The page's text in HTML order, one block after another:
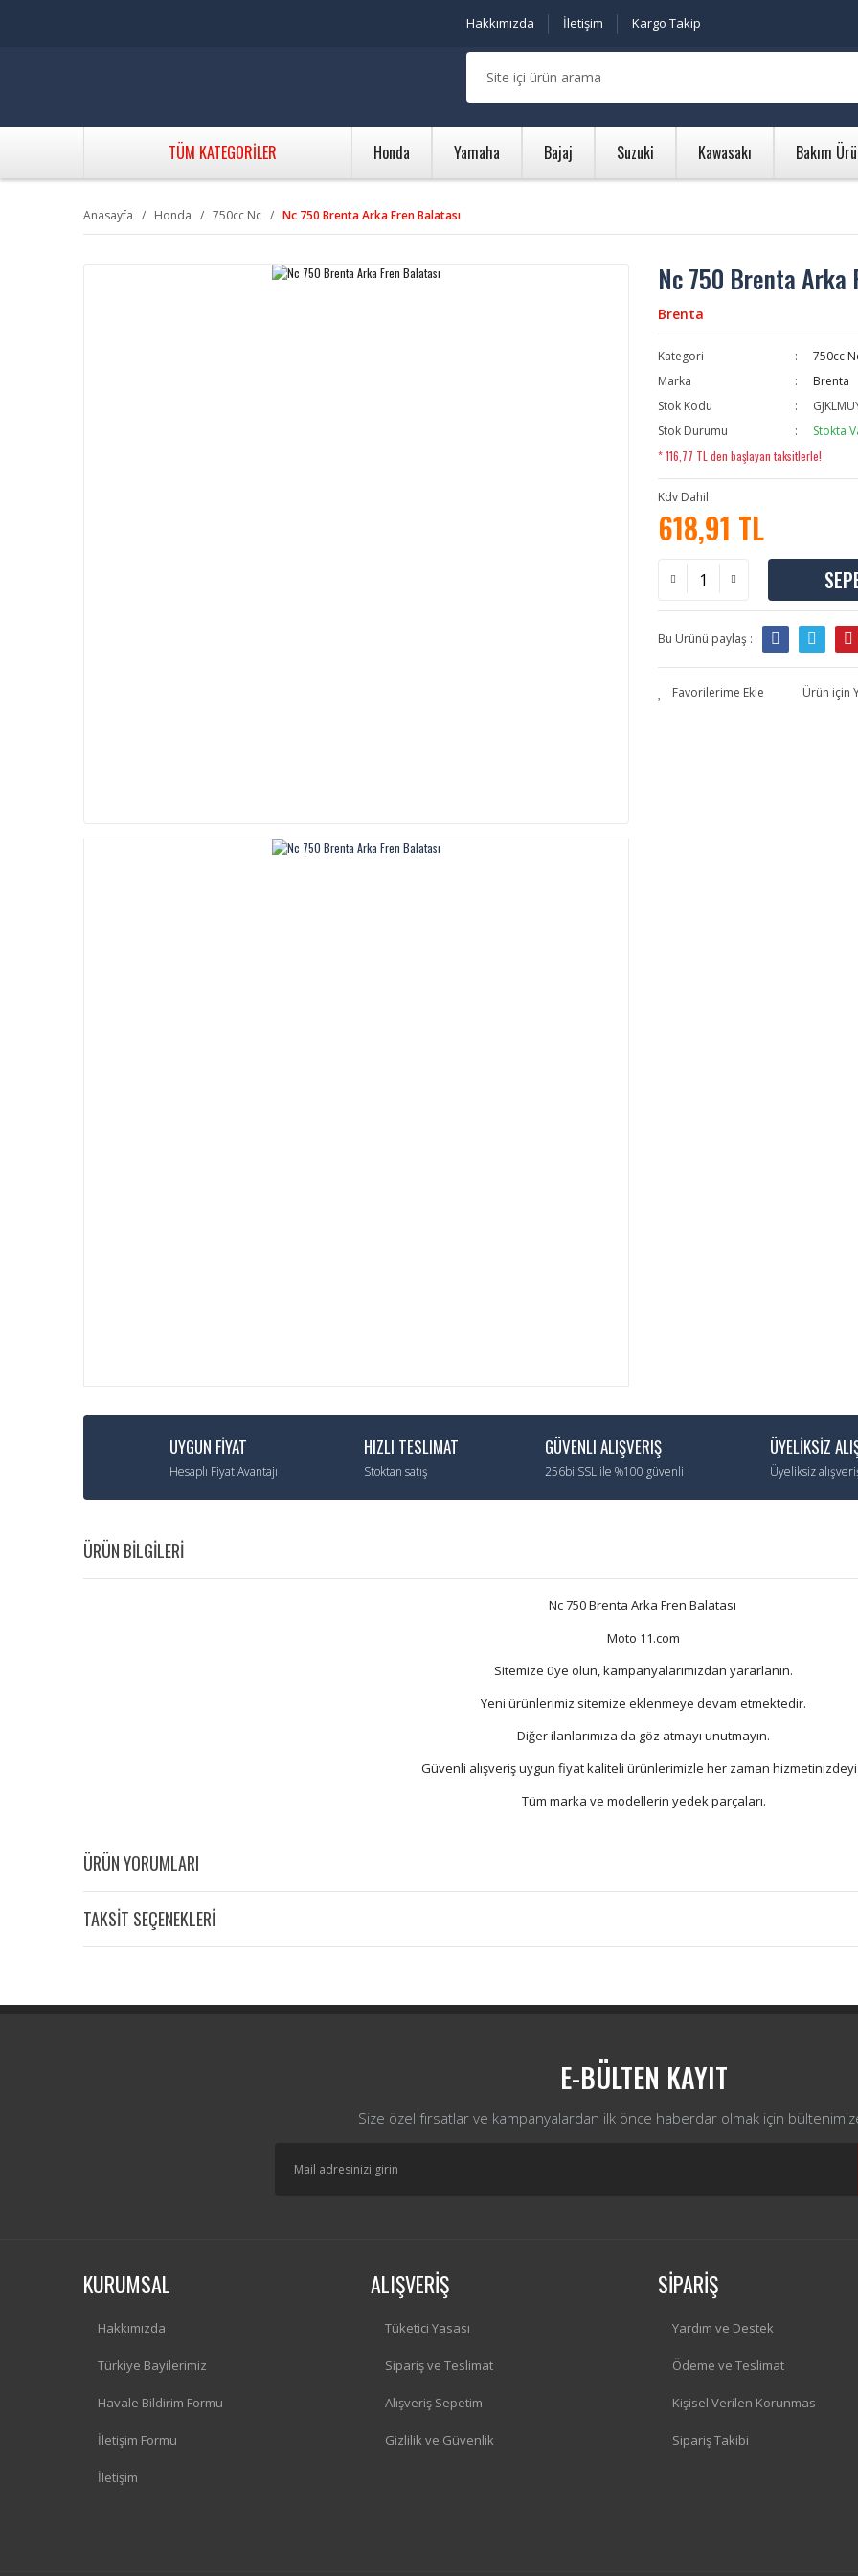
Hakkımızda İletişim Kargo Takip
TÜM KATEGORİLER Honda Yamaha Bajaj Suzuki Kawasakı Bakım
Anasayfa Honda 750cc Nc Nc 750 Brenta Arka Fren Balatası
Nc 750 Brenta Arka
Brenta
Kategori
750cc
Marka
Brenta
Stok Kodu
Stok Durumu
Stokta
* 116,77 TL den başlayan taksitlerle!
Kdv Dahil
618,91 TL
Bu Ürünü paylaş :
Ürün için
UYGUN FİYAT
Hesaplı Fiyat Avantajı
HIZLI TESLIMAT
Stoktan satış
GÜVENLI ALIŞVERIŞ
256bi SSL ile %100 güvenli
ÜYELİKSİZ
Üyeliksiz
ÜRÜN BİLGİLERİ
Nc 750 Brenta Arka Fren Balatası
Moto 11.com
Sitemize üye olun, kampanyalarımızdan yararlanın.
Yeni ürünlerimiz sitemize eklenmeye devam etmektedir.
Diğer ilanlarımıza da göz atmayı unutmayın.
Güvenli alışveriş uygun fiyat kaliteli ürünlerimizle her zaman
Tüm marka ve modellerin yedek parçaları.
ÜRÜN YORUMLARI
TAKSİT SEÇENEKLERİ
E-BÜLTEN KAYIT
Size özel fırsatlar ve kampanyalardan ilk önce haberdar olmak için
KURUMSAL
Hakkımızda
Türkiye Bayilerimiz
Havale Bildirim Formu
İletişim Formu
İletişim
ALIŞVERİŞ
Tüketici Yasası
Sipariş ve Teslimat
Alışveriş Sepetim
Gizlilik ve Güvenlik
SİPARİŞ
Yardım ve Destek
Ödeme ve Teslimat
Kişisel Verilen Korunmas
Sipariş Takibi